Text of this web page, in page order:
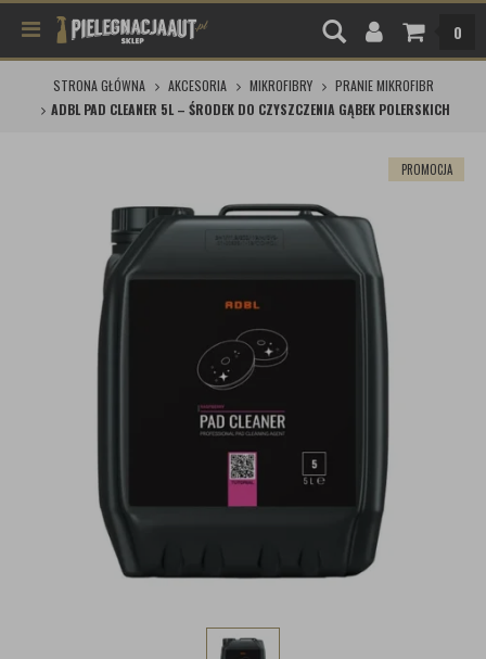
0
STRONA GŁÓWNA AKCESORIA MIKROFIBRY
PRANIE MIKROFIBR
ADBL PAD CLEANER 5L – ŚRODEK DO CZYSZCZENIA GĄBEK POLERSKICH
PROMOCJA